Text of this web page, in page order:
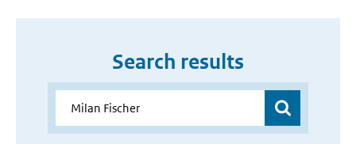
Search results